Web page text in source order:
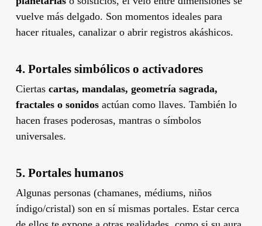
vuelve más delgado. Son momentos ideales para
hacer rituales, canalizar o abrir registros akáshicos.
4. Portales simbólicos o activadores
Ciertas cartas, mandalas, geometría sagrada,
fractales o sonidosactúan como llaves. También lo
hacen frases poderosas, mantras o símbolos
universales.
5. Portales humanos
Algunas personas (chamanes, médiums, niños
índigo/cristal) son en sí mismas portales. Estar cerca